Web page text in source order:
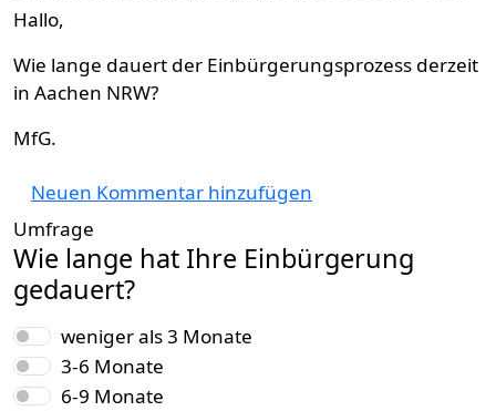
Hallo,
Wie lange dauert der Einbürgerungsprozess derzeit
in Aachen NRW?
MfG.
Neuen Kommentar hinzufügen
Umfrage
Wie lange hat Ihre Einbürgerung
gedauert?
Auswahlmöglichkeiten
weniger als 3 Monate
3-6 Monate
6-9 Monate